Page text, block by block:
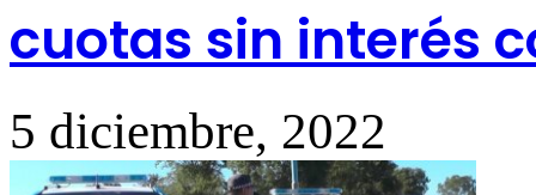
cuotas sin interés
5 diciembre, 2022